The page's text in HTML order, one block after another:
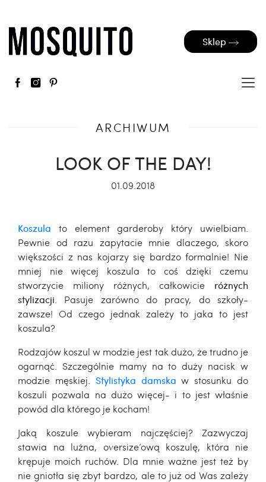
Sklep
ARCHIWUM
LOOK OF THE DAY!
01.09.2018
Koszula
to element garderoby który uwielbiam.
Pewnie od razu zapytacie mnie dlaczego, skoro
większości z nas kojarzy się bardzo formalnie! Nie
mniej nie więcej koszula to coś dzięki czemu
stworzycie miliony różnych, całkowicie różnych
stylizacji . Pasuje zarówno do pracy, do szkoły-
zawsze! Od czego jednak zależy to jaka to jest
koszula?
Rodzajów koszul w modzie jest tak dużo, że trudno je
ogarnąć. Szczególnie mamy na to duży nacisk w
modzie męskiej. Stylistyka damska w stosunku do
koszuli pozwala na dużo więcej- i to jest właśnie
powód dla którego je kocham!
Jaką koszule wybieram najczęściej? Zazwyczaj
stawia na luźna, oversize’ową koszulę, która nie
krępuje moich ruchów. Dla mnie ważne jest też by
nie gniotła się zbyt bardzo, ale to już od Was zależy